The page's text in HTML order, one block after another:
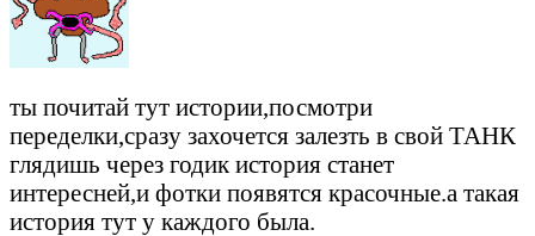
ты почитай тут истории,посмотри
переделки,сразу захочется залезть в свой ТАНК
глядишь через годик история станет
интересней,и фотки появятся красочные.а такая
история тут у каждого была.